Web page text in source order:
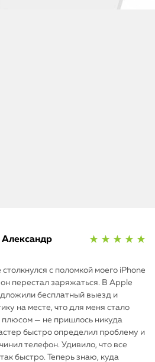
Александр ★ ★ ★ ★ ★
с поломкой моего iPhone
он перестал заряжаться. В Apple
бесплатный выезд и
на месте, что для меня стало
— не пришлось никуда
быстро определил проблему и
телефон. Удивило, что все
быстро. Теперь знаю, куда